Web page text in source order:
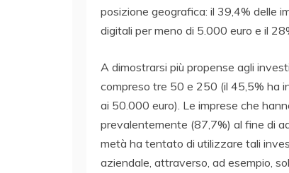
posizione geografica: il 39,4% delle
digitali per meno di 5.000 euro e il
A dimostrarsi più propense agli
compreso tre 50 e 250 (il 45,5% ha
ai 50.000 euro). Le imprese che
prevalentemente (87,7%) al fine di
metà ha tentato di utilizzare tali
aziendale, attraverso, ad esempio,